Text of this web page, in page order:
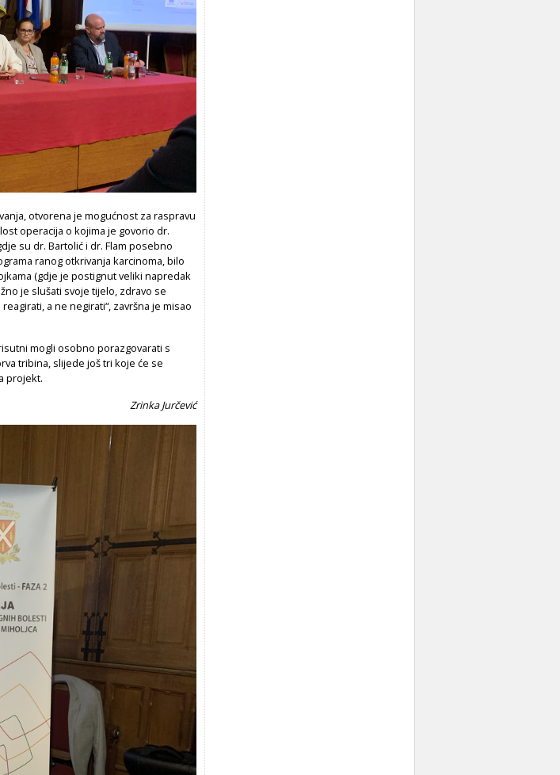
otvorena je mogućnost za raspravu
operacija o kojima je govorio dr.
su dr. Bartolić i dr. Flam posebno
ranog otkrivanja karcinoma, bilo
(gdje je postignut veliki napredak
je slušati svoje tijelo, zdravo se
a ne negirati“, završna je misao
mogli osobno porazgovarati s
tribina, slijede još tri koje će se
projekt.
Zrinka Jurčević